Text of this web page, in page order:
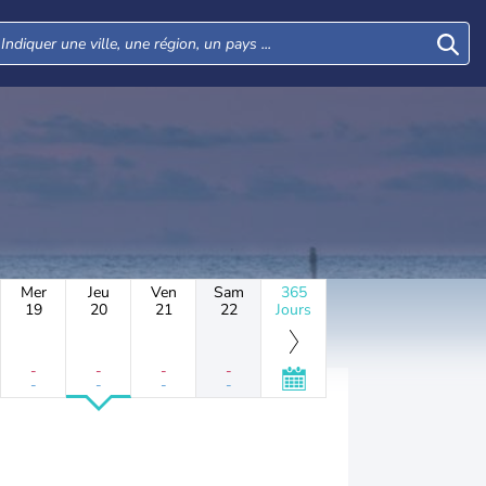
Mer
19
-
-
Jeu
20
-
-
Ven
21
-
-
Sam
22
-
-
365
Jours